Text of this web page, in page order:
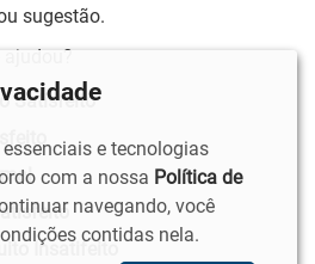
sugestão.
ajudou?
Satisfeito
Insatifeito
e tecnologias
com a nossa Política de
navegando, você
contidas nela.